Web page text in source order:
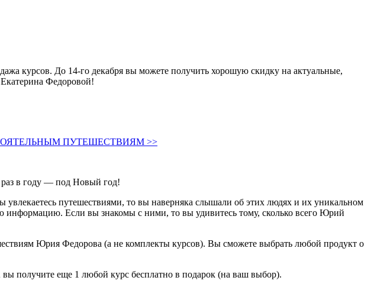
курсов. До 14-го декабря вы можете получить хорошую скидку на актуальные,
Федоровой!
ПУТЕШЕСТВИЯМ >>
раз в году — под Новый год!
путешествиями, то вы наверняка слышали об этих людях и их уникальном
информацию. Если вы знакомы с ними, то вы удивитесь тому, сколько всего Юрий
Юрия Федорова (а не комплекты курсов). Вы сможете выбрать любой продукт о
получите еще 1 любой курс бесплатно в подарок (на ваш выбор).